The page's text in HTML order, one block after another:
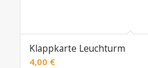
Klappkarte Leuchturm
4,00 €